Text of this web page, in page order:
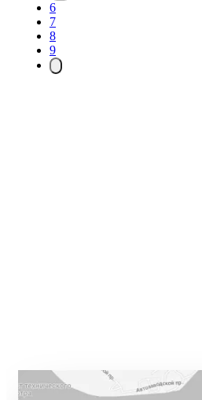
6
7
8
9